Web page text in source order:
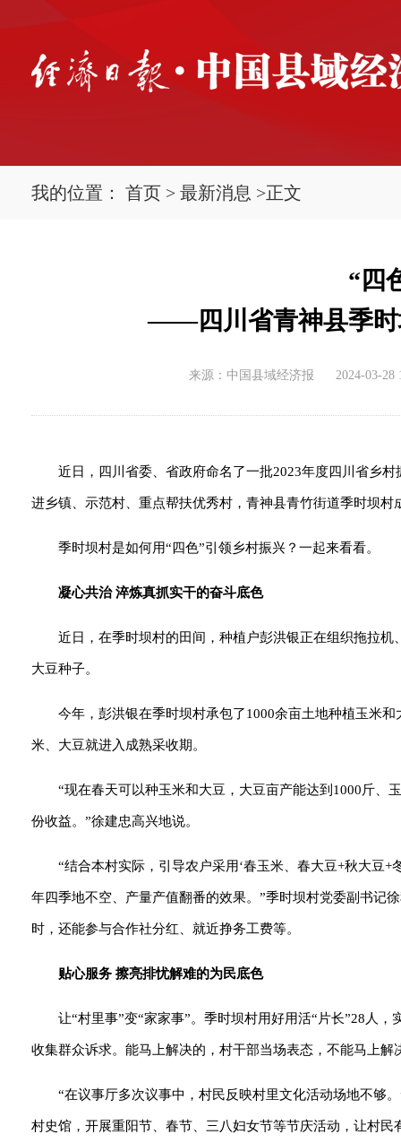
我的位置： 首页 > 最新消息 >正文
“四
——四川省青神县季时
来源：中国县域经济报 2024-03-28
近日，四川省委、省政府命名了一批2023年度四川省乡
进乡镇、示范村、重点帮扶优秀村，青神县青竹街道季时坝
季时坝村是如何用“四色”引领乡村振兴？一起来看看。
凝心共治 淬炼真抓实干的奋斗底色
近日，在季时坝村的田间，种植户彭洪银正在组织拖拉
大豆种子。
今年，彭洪银在季时坝村承包了1000余亩土地种植玉米
米、大豆就进入成熟采收期。
“现在春天可以种玉米和大豆，大豆亩产能达到1000斤、
份收益。”徐建忠高兴地说。
“结合本村实际，引导农户采用‘春玉米、春大豆+秋大豆
年四季地不空、产量产值翻番的效果。”季时坝村党委副书记
时，还能参与合作社分红、就近挣务工费等。
贴心服务 擦亮排忧解难的为民底色
让“村里事”变“家家事”。季时坝村用好用活“片长”28人
收集群众诉求。能马上解决的，村干部当场表态，不能马上
“在议事厅多次议事中，村民反映村里文化活动场地不够
村史馆，开展重阳节、春节、三八妇女节等节庆活动，让村民